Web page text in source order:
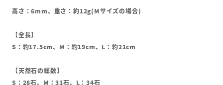
高さ：6mm、重さ：約12g(Mサイズの場合)
【全長】
S：約17.5cm、M：約19cm、L：約21cm
【天然石の総数】
S：28石、M：31石、L：34石